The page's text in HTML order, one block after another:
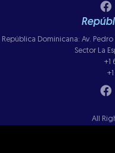
República Dominicana: Av. Pedro
Sector La
+1
All